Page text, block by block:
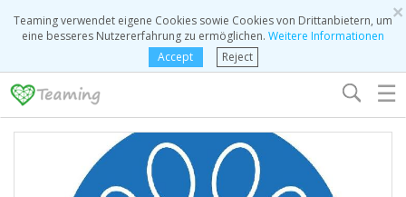
×
Teaming verwendet eigene Cookies sowie Cookies von Drittanbietern, um
eine besseres Nutzererfahrung zu ermöglichen. Weitere Informationen
Accept
Reject
☰